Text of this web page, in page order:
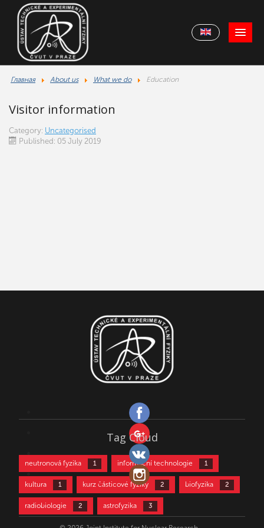
Главная About us What we do Education
Visitor information
Category: Uncategorised
Published: 05 July 2019
Tag Cloud
neutronová fyzika 1 informační technologie 1
kultura 1 kurz částicové fyziky 2 biofyzika 2
radiobiologie 2 astrofyzika 3